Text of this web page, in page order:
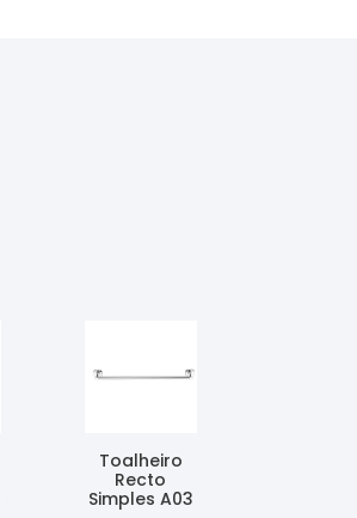
Toalheiro
Recto
Simples A03